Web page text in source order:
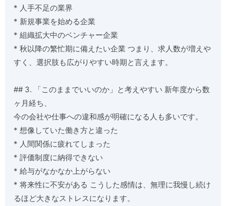
* 人手不足の業界
* 新規事業を始める企業
* 組織拡大中のベンチャー企業
* 秋以降の繁忙期に備えたい企業 つまり、求人数が増えや
すく、選択肢も広がりやすい時期と言えます。
## 3. 「このままでいいのか」と考えやすい 新年度から数
ヶ月経ち、
今の会社や仕事への違和感が明確になる人も多いです。
* 想像していた働き方と違った
* 人間関係に疲れてしまった
* 評価制度に納得できない
* 給与がなかなか上がらない
* 将来性に不安がある こうした感情は、無理に我慢し続け
るほど大きなストレスになります。